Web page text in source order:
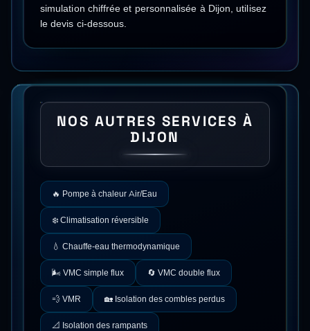
simulation chiffrée et personnalisée à Dijon, utilisez
le devis ci-dessous.
NOS AUTRES SERVICES À
DIJON
🔥 Pompe à chaleur Air/Eau
❄️ Climatisation réversible
💧 Chauffe-eau thermodynamique
🌬️ VMC simple flux 🔄 VMC double flux
💨 VMR 🏡 Isolation des combles perdus
📐 Isolation des rampants